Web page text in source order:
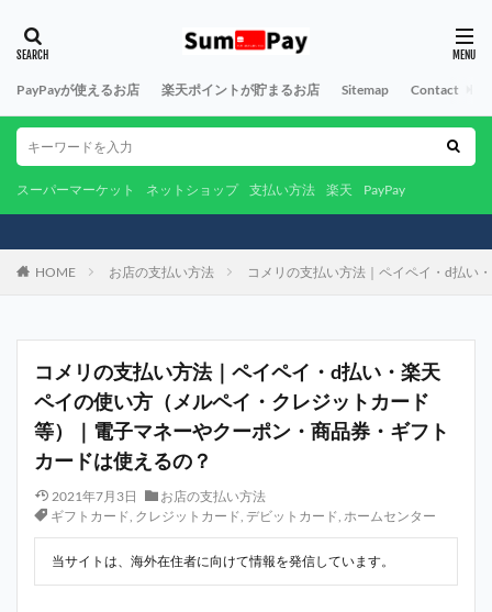
PayPayが使えるお店 楽天ポイントが貯まるお店 Sitemap Contact
スーパーマーケット ネットショップ 支払い方法 楽天 PayPay
HOME お店の支払い方法 コメリの支払い方法｜ペイペイ・d払い
コメリの支払い方法｜ペイペイ・d払い・楽天
ペイの使い方（メルペイ・クレジットカード
等）｜電子マネーやクーポン・商品券・ギフト
カードは使えるの？
2021年7月3日
お店の支払い方法
ギフトカード, クレジットカード, デビットカード, ホームセンター
当サイトは、海外在住者に向けて情報を発信しています。